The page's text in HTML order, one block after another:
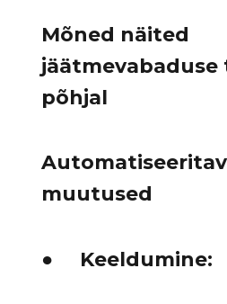
Mõned näited
jäätmevabaduse
põhjal
muutused
● Keeldumine: